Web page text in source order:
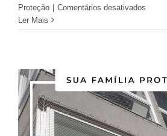
Proteção | Comentários desativados
Quem
Ler Mais